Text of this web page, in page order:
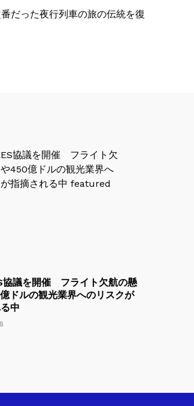
だった夜行列車の旅の伝統を復
協議を開催 フライト欠航の懸
ドルの観光業界へのリスクが
中